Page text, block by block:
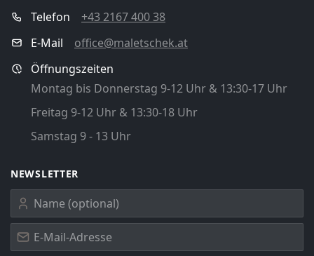
Telefon
+43 2167 400 38
E-Mail
office@maletschek.at
Öffnungszeiten
Montag bis Donnerstag 9-12 Uhr & 13:30-17 Uhr
Freitag 9-12 Uhr & 13:30-18 Uhr
Samstag 9 - 13 Uhr
NEWSLETTER